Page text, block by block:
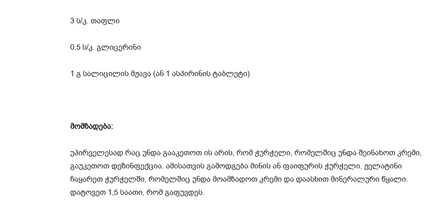
3 ს/კ. თაფლი
0.5 ს/კ. გლიცერინი
1 გ სალიცილის მჟავა (ან 1 ასპირინის ტაბლეტი)
მომზადება:
უპირველესად რაც უნდა გააკეთოთ ის არის, რომ ჭურჭელი, რომელშიც უნდა შეინახოთ კრემი,
გაუკეთოთ დეზინფექცია. ამისათვის გამოდგება მინის ან ფაიფურის ჭურჭელი. ჟელატინი
ჩაყარეთ ჭურჭელში, რომელშიც უნდა მოამზადოთ კრემი და დაასხით მინერალური წყალი.
დატოვეთ 1,5 საათი, რომ გაფუვდეს.